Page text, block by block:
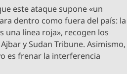
este ataque supone «un
dentro como fuera del país: la
una línea roja», recogen los
y Sudan Tribune. Asimismo,
es frenar la interferencia